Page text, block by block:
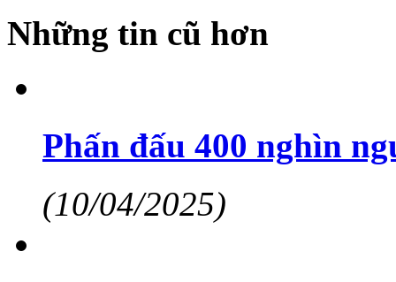
Những tin cũ hơn
Phấn đấu 400 nghìn
(10/04/2025)